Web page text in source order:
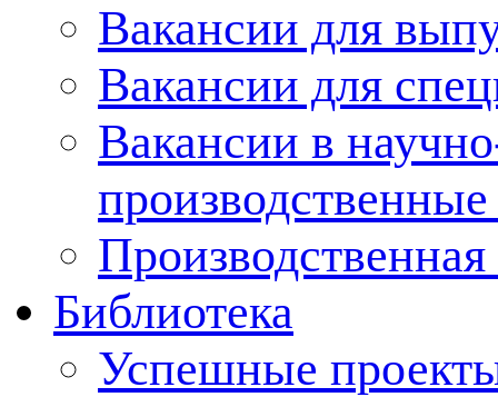
Вакансии для
Вакансии для
Вакансии в
Производственная
Библиотека
Успешные